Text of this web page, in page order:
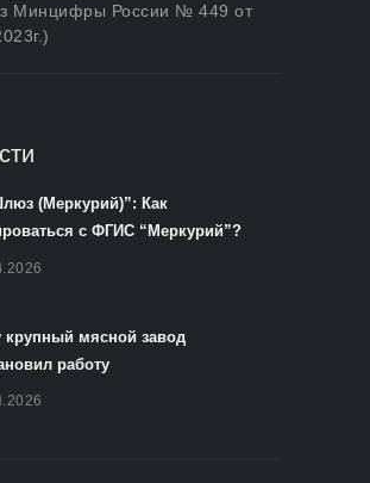
Минцифры России № 449 от
(Меркурий)”: Как
с ФГИС “Меркурий”?
крупный мясной завод
работу